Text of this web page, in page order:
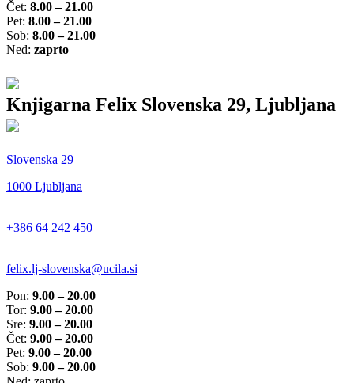
Čet: 8.00 – 21.00
Pet: 8.00 – 21.00
Sob: 8.00 – 21.00
Ned: zaprto
Knjigarna Felix Slovenska 29, Ljubljana
Slovenska 29
1000 Ljubljana
+386 64 242 450
felix.lj-slovenska@ucila.si
Pon: 9.00 – 20.00
Tor: 9.00 – 20.00
Sre: 9.00 – 20.00
Čet: 9.00 – 20.00
Pet: 9.00 – 20.00
Sob: 9.00 – 20.00